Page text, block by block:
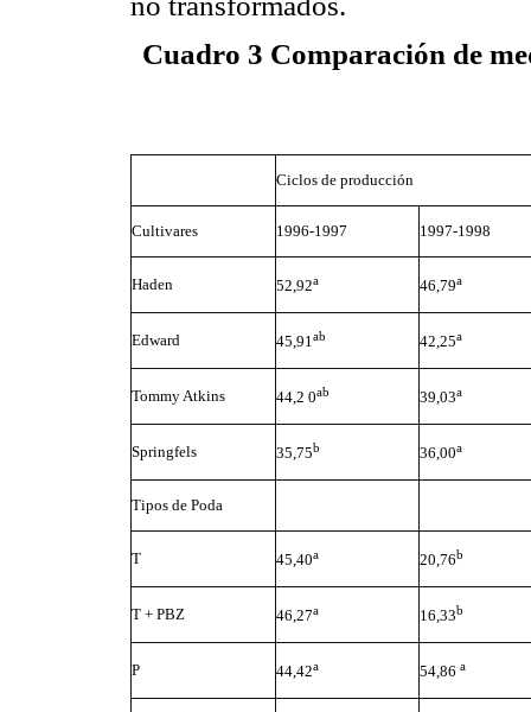
Cuadro 3 Comparación de
Ciclos de producción
Cultivares 1996-1997 1997-1998
Haden 52,92a 46,79a
Edward 45,91ab 42,25a
Tommy Atkins 44,2 0ab 39,03a
Springfels 35,75b 36,00a
Tipos de Poda
T 45,40a 20,76b
T + PBZ 46,27a 16,33b
P 44,42a 54,86 a